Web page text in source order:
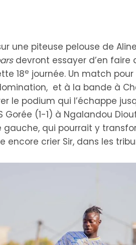
une piteuse pelouse de
devront essayer d’en faire
18e journée. Un match pour
et à la bande à
le podium qui l’échappe
Gorée (1-1) à Ngalandou
qui pourrait y
crier Sir, dans les